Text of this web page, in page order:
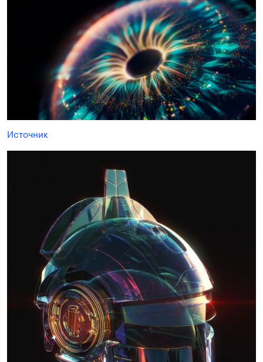
Источник